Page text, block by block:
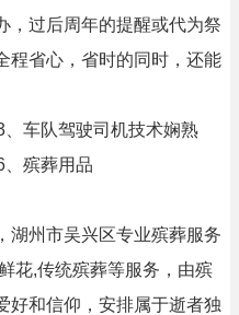
，过后周年的提醒或代为祭
程省心，省时的同时，还能
车队驾驶司机技术娴熟
殡葬用品
湖州市吴兴区专业殡葬服务
花,传统殡葬等服务，由殡
好和信仰，安排属于逝者独